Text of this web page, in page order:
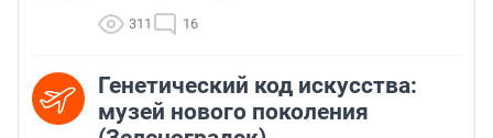
311 16
Генетический код искусства:
музей нового поколения